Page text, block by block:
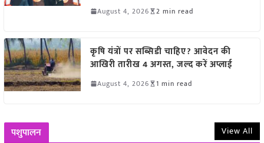
August 4, 2026 2 min read
कृषि यंत्रों पर सब्सिडी चाहिए? आवेदन की
आखिरी तारीख 4 अगस्त, जल्द करें अप्लाई
August 4, 2026 1 min read
पशुपालन View All